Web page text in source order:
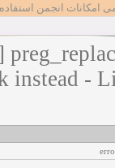
امکانات انجمن
instead -